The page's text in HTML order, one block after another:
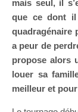
mais seul, il
que ce dont il
quadragénaire
a peur de
propose alors
louer sa
meilleur et